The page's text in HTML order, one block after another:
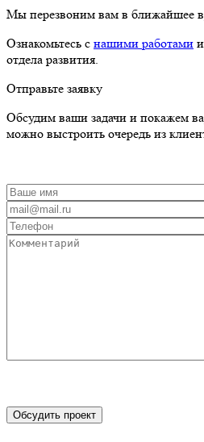
Мы перезвоним вам в ближайшее
Ознакомьтесь с нашими работами
отдела развития.
Отправьте заявку
Обсудим ваши задачи и покажем
можно выстроить очередь из